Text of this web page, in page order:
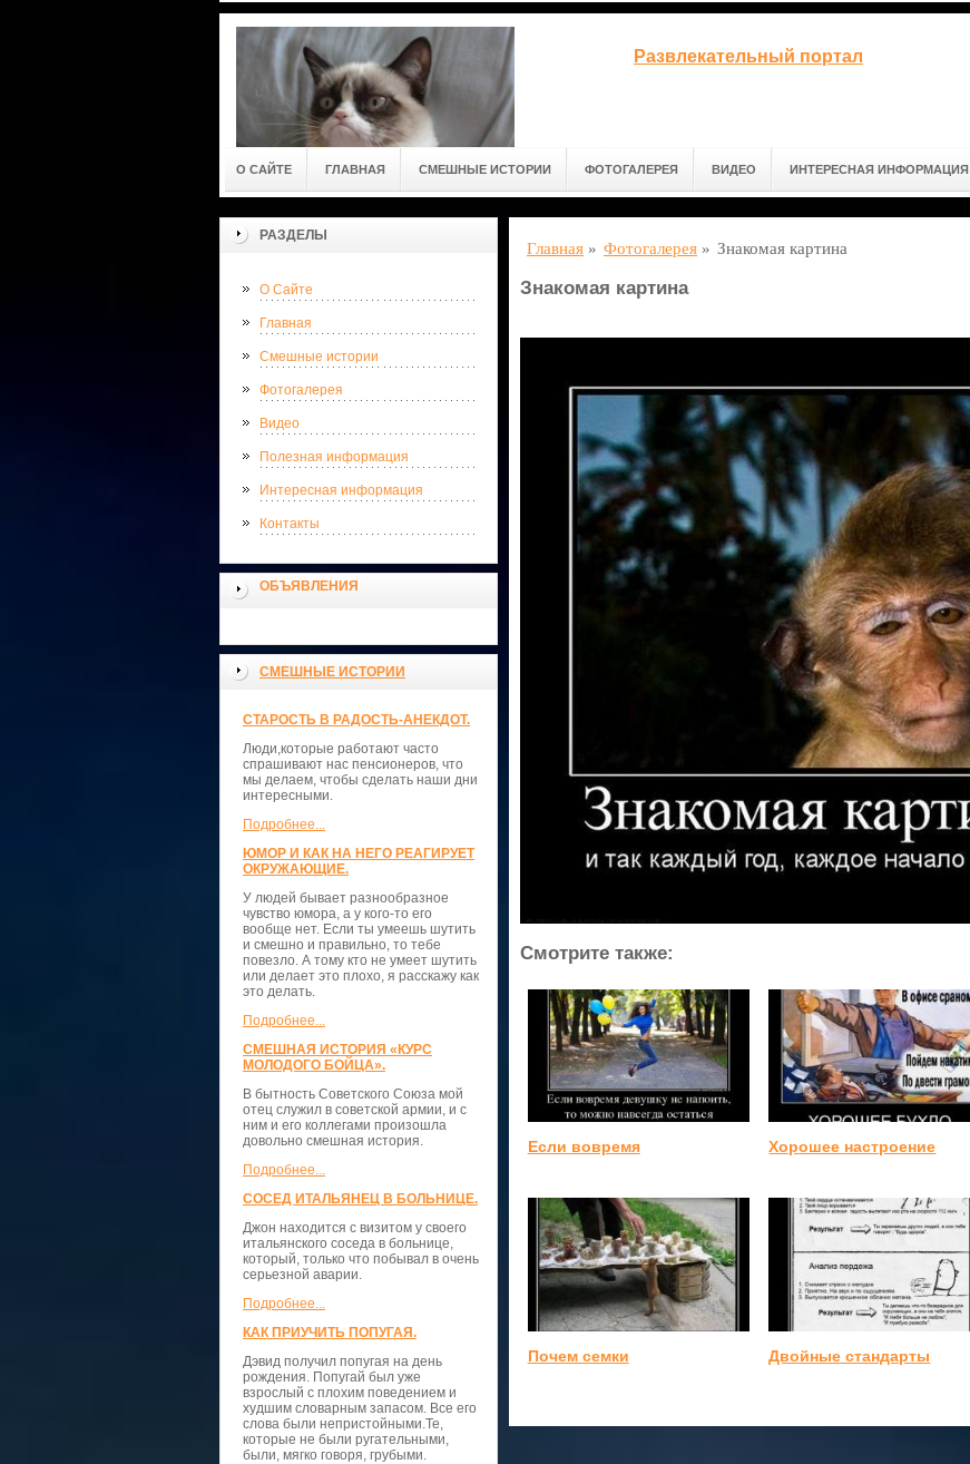
Развлекательный портал
О САЙТЕ ГЛАВНАЯ СМЕШНЫЕ ИСТОРИИ ФОТОГАЛЕРЕЯ ВИДЕО ИНТЕРЕСНАЯ ИНФОРМАЦИЯ
РАЗДЕЛЫ
О Сайте
Главная
Смешные истории
Фотогалерея
Видео
Полезная информация
Интересная информация
Контакты
ОБЪЯВЛЕНИЯ
СМЕШНЫЕ ИСТОРИИ
СТАРОСТЬ В РАДОСТЬ-АНЕКДОТ.
Люди,которые работают часто
спрашивают нас пенсионеров, что
мы делаем, чтобы сделать наши дни
интересными.
Подробнее...
ЮМОР И КАК НА НЕГО РЕАГИРУЕТ
ОКРУЖАЮЩИЕ.
У людей бывает разнообразное
чувство юмора, а у кого-то его
вообще нет. Если ты умеешь шутить
и смешно и правильно, то тебе
повезло. А тому кто не умеет шутить
или делает это плохо, я расскажу как
это делать.
Подробнее...
СМЕШНАЯ ИСТОРИЯ «КУРС
МОЛОДОГО БОЙЦА».
В бытность Советского Союза мой
отец служил в советской армии, и с
ним и его коллегами произошла
довольно смешная история.
Подробнее...
СОСЕД ИТАЛЬЯНЕЦ В БОЛЬНИЦЕ.
Джон находится с визитом у своего
итальянского соседа в больнице,
который, только что побывал в очень
серьезной аварии.
Подробнее...
КАК ПРИУЧИТЬ ПОПУГАЯ.
Дэвид получил попугая на день
рождения. Попугай был уже
взрослый с плохим поведением и
худшим словарным запасом. Все его
слова были непристойными.Те,
которые не были ругательными,
были, мягко говоря, грубыми.
Главная » Фотогалерея » Знакомая картина
Знакомая картина
Смотрите также:
Если вовремя Хорошее настроение
Почем семки Двойные стандарты